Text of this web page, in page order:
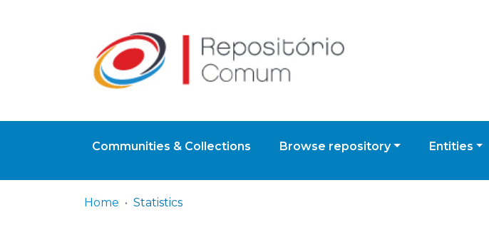
Communities & Collections Browse repository Entities
Home Statistics